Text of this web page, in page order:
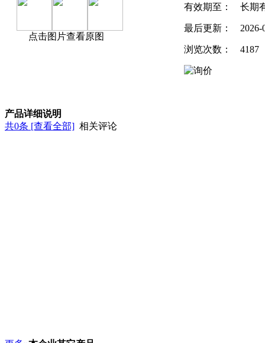
点击图片查看原图
有效期至： 长期
最后更新： 2026-
浏览次数： 4187
产品详细说明
共0条 [查看全部] 相关评论